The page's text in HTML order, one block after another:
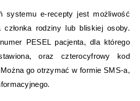
systemu e-recepty jest możliwość
członka rodziny lub bliskiej osoby.
PESEL pacjenta, dla którego
oraz czterocyfrowy kod
go otrzymać w formie SMS-a,